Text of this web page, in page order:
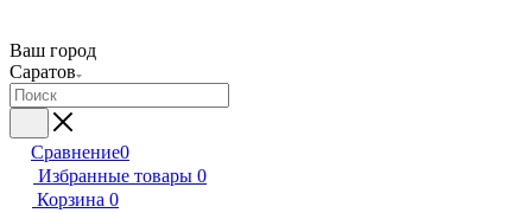
Ваш город
Саратов
Сравнение0
Избранные товары 0
Корзина 0